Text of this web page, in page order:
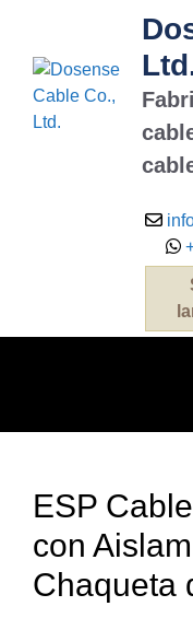
contenido
ESP
con
Chaqueta